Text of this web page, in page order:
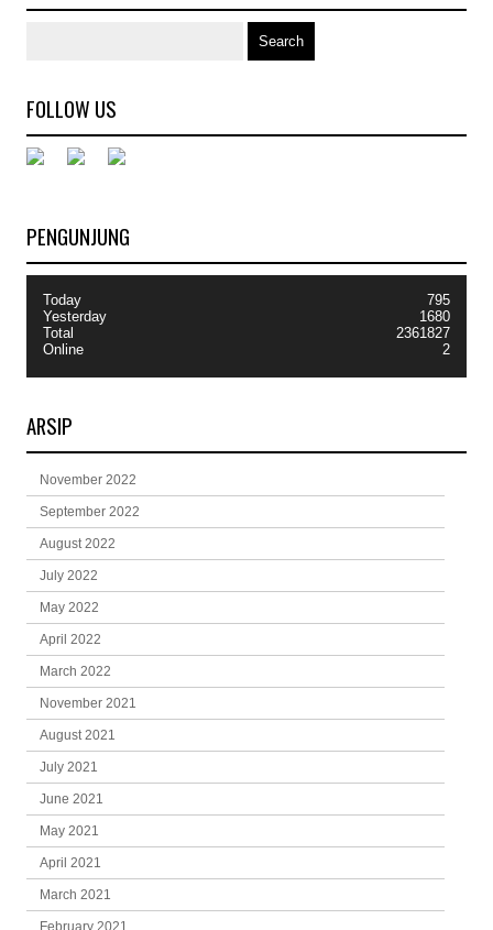
FOLLOW US
PENGUNJUNG
Today
Yesterday
Total
Online
795
1680
2361827
2
ARSIP
November 2022
September 2022
August 2022
July 2022
May 2022
April 2022
March 2022
November 2021
August 2021
July 2021
June 2021
May 2021
April 2021
March 2021